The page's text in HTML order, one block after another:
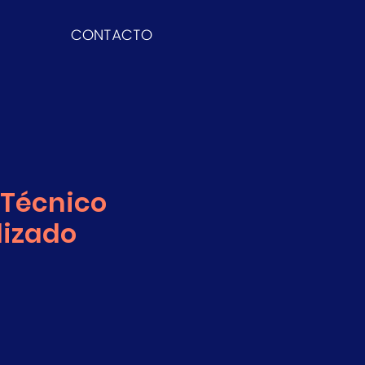
CONTACTO